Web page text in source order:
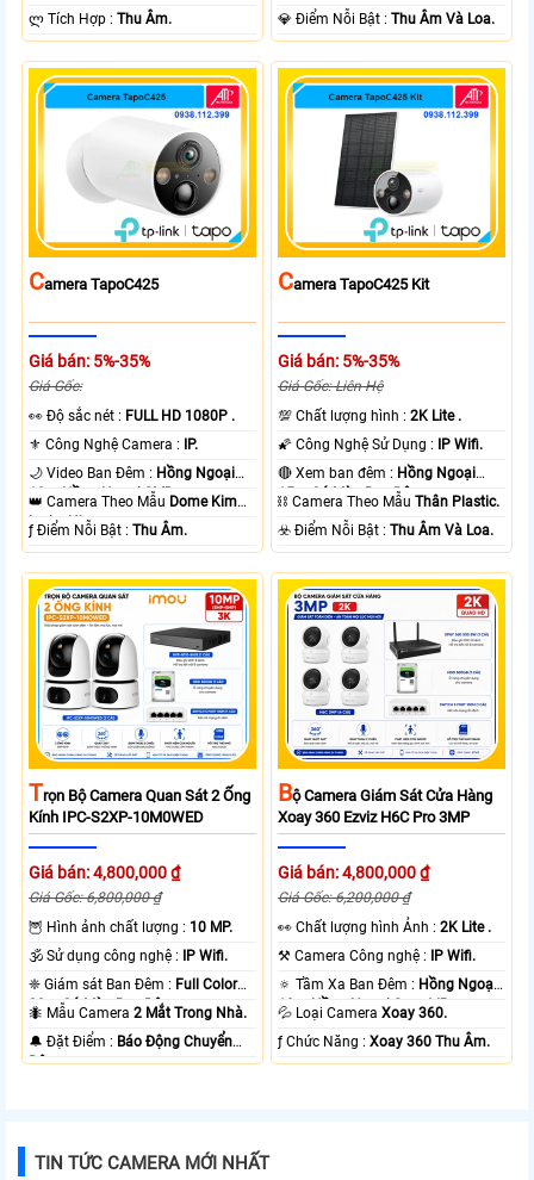
️ლ Tích Hợp :Thu Âm.
️💎 Điểm Nỗi Bật :Thu Âm Và Loa.
CAmera TapoC425
Giá bán: 5%-35%
Giá Gốc:
️👀 Độ sắc nét : FULL HD 1080P .
⚜️ Công Nghệ Camera :
IP.
🌙 Video Ban Đêm : Hồng Ngoại
10m Hồng Ngoại SMD.
👑 Camera Theo Mẫu Dome Kim
loại + Nhựa.
️ƒ Điểm Nỗi Bật :Thu Âm.
CAmera TapoC425 Kit
Giá bán: 5%-35%
Giá Gốc: Liên Hệ
💯 Chất lượng hình :2K Lite .
🌠 Công Nghệ Sử Dụng :
IP Wifi.
🔴 Xem ban đêm : Hồng Ngoại
15m Có Màu Ban Ðêm.
⛓ Camera Theo MẫuThân Plastic.
️☣️ Điểm Nỗi Bật :Thu Âm Và Loa.
TRọn Bộ Camera Quan Sát 2 Ống
Kính IPC-S2XP-10M0WED
Giá bán: 4,800,000 ₫
Giá Gốc: 6,800,000 ₫
🦉 Hình ảnh chất lượng : 10 MP.
🕉️ Sử dụng công nghệ :
IP Wifi.
❈ Giám sát Ban Đêm : Full Color
20m Có Màu Ban Ðêm.
🐜 Mẫu Camera2 Mắt Trong Nhà.
️🔔 Đặt Điểm : Báo Động Chuyển
Động.
BỘ Camera Giám Sát Cửa Hàng
Xoay 360 Ezviz H6C Pro 3MP
Giá bán: 4,800,000 ₫
Giá Gốc: 6,200,000 ₫
️👀 Chất lượng hình Ảnh :2K Lite .
⚒ Camera Công nghệ :
IP Wifi.
🔅 Tầm Xa Ban Đêm : Hồng Ngoại
10m Hồng Ngoại Smart IR.
💦 Loại CameraXoay 360.
️ƒ Chức Năng :Xoay 360 Thu Âm.
TIN TỨC CAMERA MỚI NHẤT